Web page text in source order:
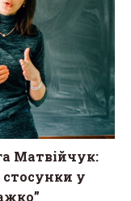
Матвійчук:
стосунки у